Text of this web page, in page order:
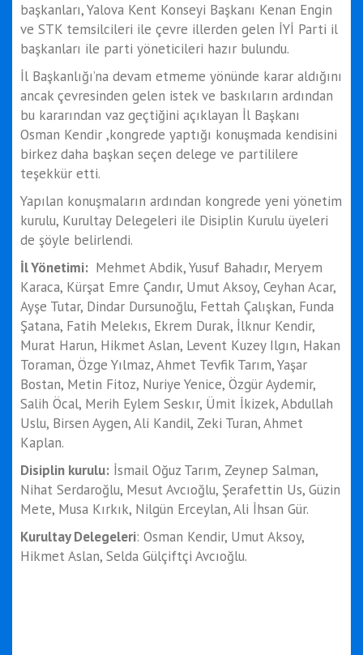
başkanları, Yalova Kent Konseyi Başkanı Kenan Engin
ve STK temsilcileri ile çevre illerden gelen İYİ Parti il
başkanları ile parti yöneticileri hazır bulundu.
İl Başkanlığı’na devam etmeme yönünde karar aldığını
ancak çevresinden gelen istek ve baskıların ardından
bu kararından vaz geçtiğini açıklayan İl Başkanı
Osman Kendir ,kongrede yaptığı konuşmada kendisini
birkez daha başkan seçen delege ve partililere
teşekkür etti.
Yapılan konuşmaların ardından kongrede yeni yönetim
kurulu, Kurultay Delegeleri ile Disiplin Kurulu üyeleri
de şöyle belirlendi.
İl Yönetimi: Mehmet Abdik, Yusuf Bahadır, Meryem
Karaca, Kürşat Emre Çandır, Umut Aksoy, Ceyhan Acar,
Ayşe Tutar, Dindar Dursunoğlu, Fettah Çalışkan, Funda
Şatana, Fatih Melekıs, Ekrem Durak, İlknur Kendir,
Murat Harun, Hikmet Aslan, Levent Kuzey Ilgın, Hakan
Toraman, Özge Yılmaz, Ahmet Tevfik Tarım, Yaşar
Bostan, Metin Fitoz, Nuriye Yenice, Özgür Aydemir,
Salih Öcal, Merih Eylem Seskır, Ümit İkizek, Abdullah
Uslu, Birsen Aygen, Ali Kandil, Zeki Turan, Ahmet
Kaplan.
Disiplin kurulu: İsmail Oğuz Tarım, Zeynep Salman,
Nihat Serdaroğlu, Mesut Avcıoğlu, Şerafettin Us, Güzin
Mete, Musa Kırkık, Nilgün Erceylan, Ali İhsan Gür.
Kurultay Delegeleri: Osman Kendir, Umut Aksoy,
Hikmet Aslan, Selda Gülçiftçi Avcıoğlu.